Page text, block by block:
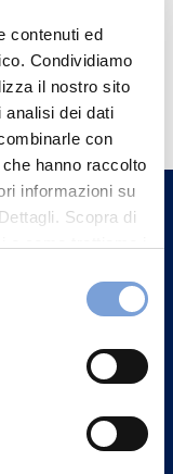
contenuti ed
Condividiamo
il nostro sito
analisi dei dati
con
hanno raccolto
informazioni su
Scopra di
"Informativa
e parla con